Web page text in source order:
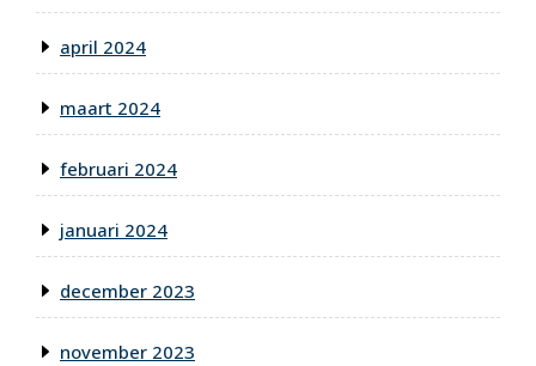
april 2024
maart 2024
februari 2024
januari 2024
december 2023
november 2023